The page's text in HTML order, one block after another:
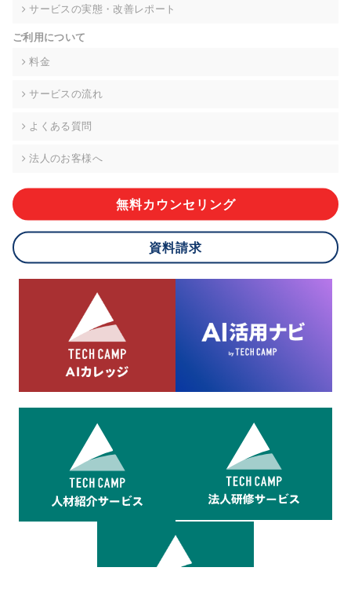
的な期間内に対応いたします。ただし、申請が本人確認が不可
により、ご希望に添えない場合があります。 なお、アクセスロ
グなどの個人情報以外の情報については、原則として開示等は
株式会社div 個人情報問合せ窓口
メールアドレス:privacy_policy@di-v.co.jp
ご本人様が当社に個人情報を提供されるかどうかは任意による
応ができない場合があります。
8.cookieにより取得・分析した情報とその利用について
当社は第三者が運営するデータ・マネジメント・プラットフォ
ームからcookieにより収集されたウェブの閲覧機歴及びその分
析結果を取得し、これをお客様の個人データと結びつけた上
で、広告配信等の目的で利用いたします。
サービスの実態・改善レポート
ご利用について
料金
サービスの流れ
よくある質問
法人のお客様へ
無料カウンセリング
資料請求